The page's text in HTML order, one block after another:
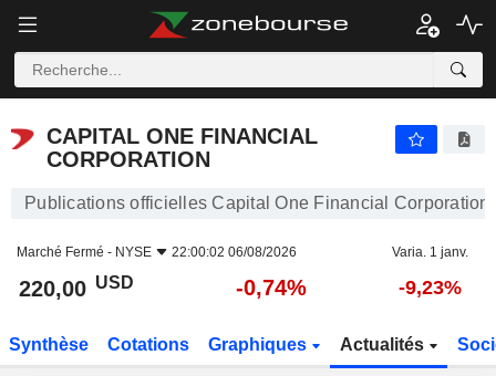
CAPITAL ONE FINANCIAL
CORPORATION
Publications officielles Capital One Financial Corporation
Marché Fermé - NYSE 22:00:02 06/08/2026 Varia. 1 janv.
220,00 USD -0,74% -9,23%
Synthèse Cotations Graphiques Actualités